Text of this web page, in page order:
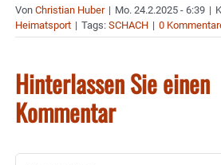
Von Christian Huber | Mo. 24.2.2025 - 6:39 |
Heimatsport | Tags: SCHACH | 0
Hinterlassen Sie einen
Kommentar